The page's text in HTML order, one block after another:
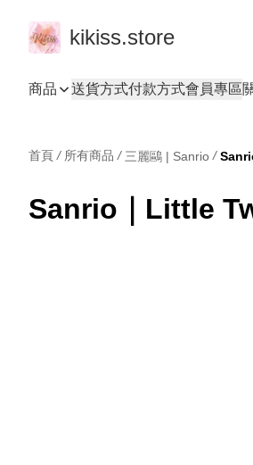
kikiss.store
商品 送貨方式付款方式會員專區
首頁 / 所有商品 / 三麗鷗 | Sanrio /
Sanrio｜Little